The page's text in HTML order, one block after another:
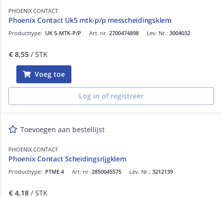
PHOENIX CONTACT
Phoenix Contact Uk5 mtk-p/p messcheidingsklem
Art. nr. 2700474898
Producttype: UK 5-MTK-P/P Lev. Nr.: 3004032
€ 8,55 / STK
Voeg toe
Log in of registreer
Toevoegen aan bestellijst
PHOENIX CONTACT
Phoenix Contact Scheidingsrijgklem
Art. nr. 2850045575
Producttype: PTME 4 Lev. Nr.: 3212139
€ 4,18 / STK